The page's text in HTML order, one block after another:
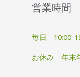
営業時間
毎日 10:00-
お休み 年末